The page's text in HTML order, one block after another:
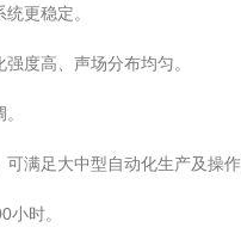
更稳定。
度高、声场分布均匀。
足大中型自动化生产及操作
时。